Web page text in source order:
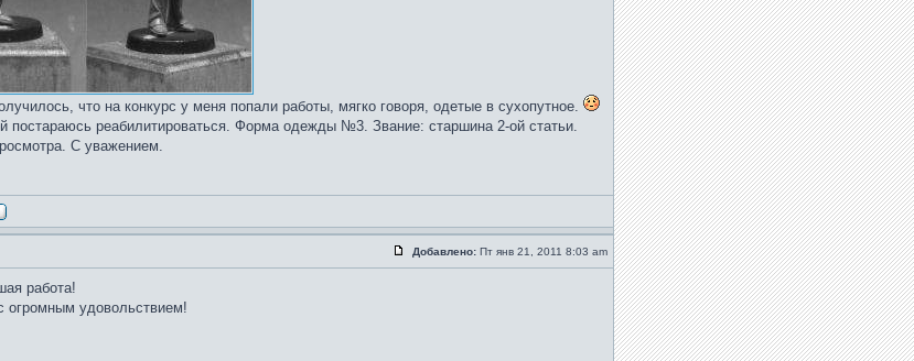
что на конкурс у меня попали работы, мягко говоря, одетые в сухопутное.
постараюсь реабилитироваться. Форма одежды №3. Звание: старшина 2-ой статьи.
С уважением.
Добавлено: Пт янв 21, 2011 8:03 am
работа!
огромным удовольствием!